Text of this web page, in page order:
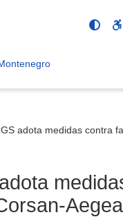
adota medidas contra
Aegea